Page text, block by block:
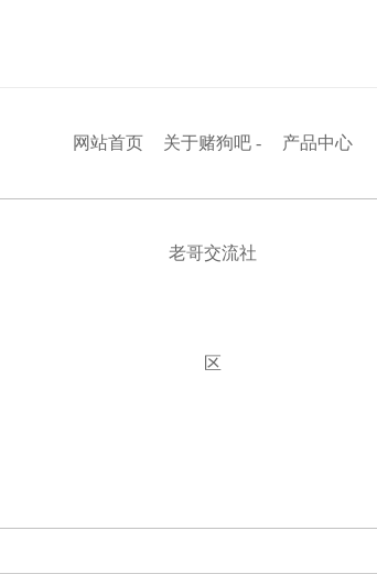
网站首页 关于赌狗吧 -
老哥交流社
区
产品中心